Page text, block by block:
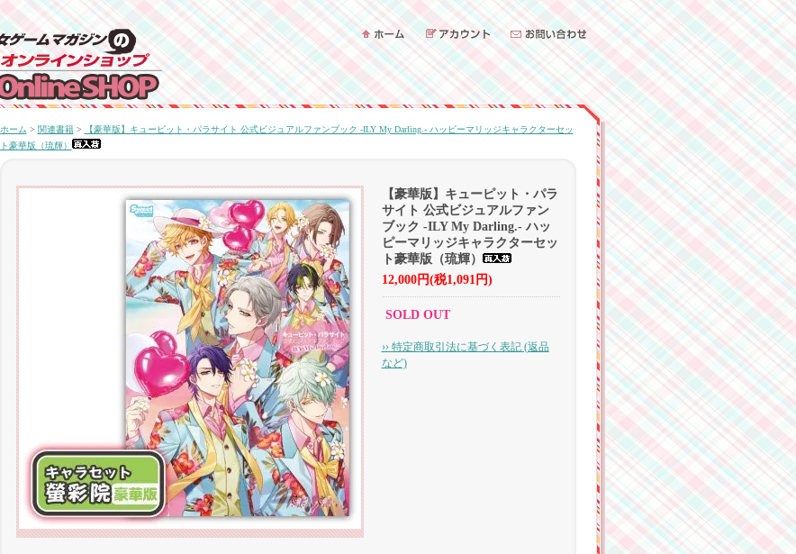
ホーム > 関連書籍>
【豪華版】キューピット・パラサイト 公式ビジュアルファンブック -ILY My Darling.- ハッピーマリッジキャラクターセッ
ト豪華版（琉輝）
【豪華版】キューピット・パラ
サイト 公式ビジュアルファン
ブック -ILY My Darling.- ハッ
ピーマリッジキャラクターセッ
ト豪華版（琉輝）
12,000円(税1,091円)
SOLD OUT
›› 特定商取引法に基づく表記 (返品
など)